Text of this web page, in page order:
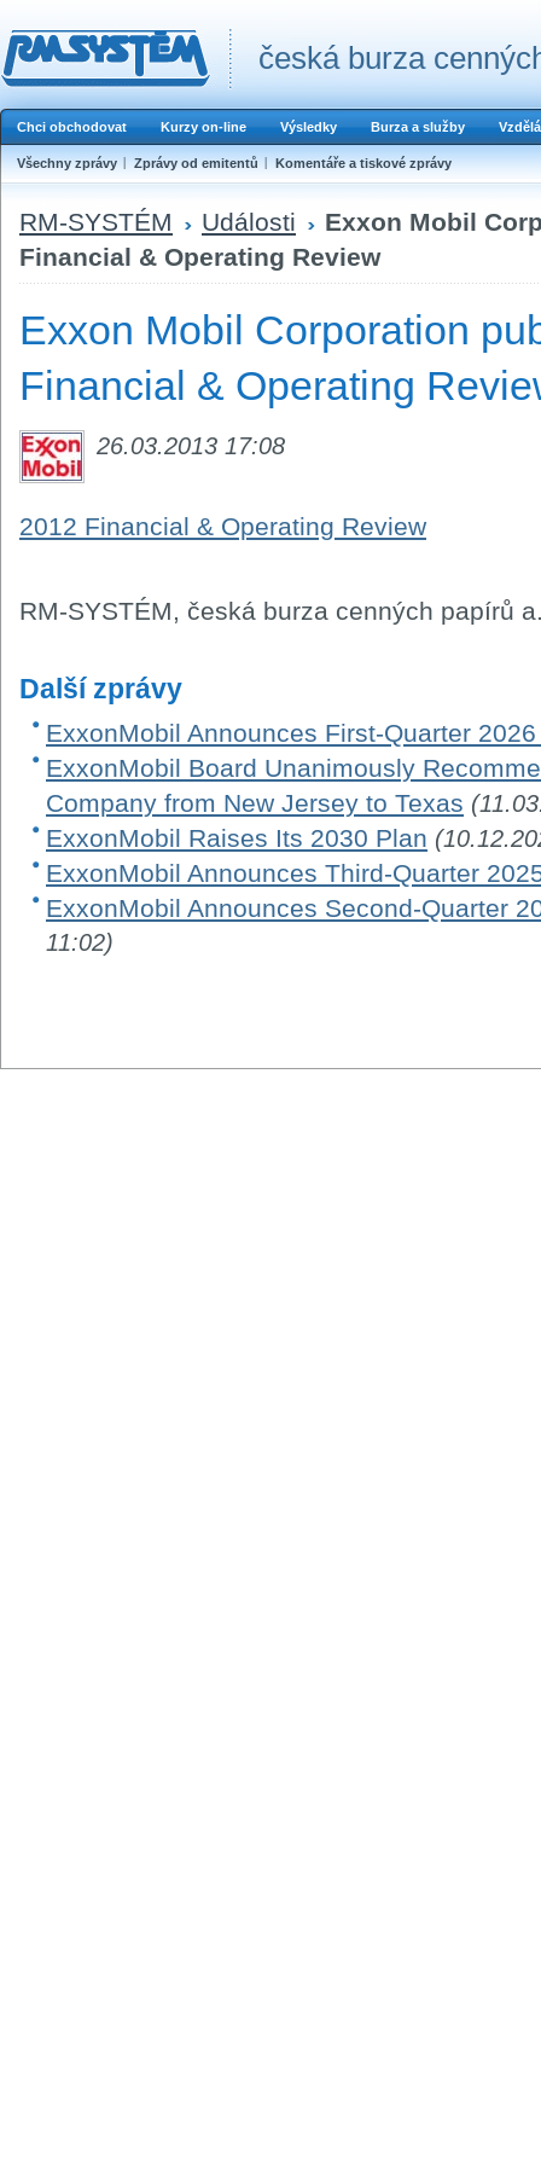
česká burza
Chci obchodovat Kurzy on-line Výsledky Burza a služby
Všechny zprávy Zprávy od emitentů Komentáře a tiskové zprávy
RM-SYSTÉM Události
Exxon Mobil
Financial & Operating Review
Exxon Mobil Corporation
Financial & Operating
26.03.2013 17:08
2012 Financial & Operating Review
RM-SYSTÉM, česká burza cenných papírů
Další zprávy
ExxonMobil Announces First-Quarter
ExxonMobil Board Unanimously
Company from New Jersey to Texas
ExxonMobil Raises Its 2030 Plan
ExxonMobil Announces Third-Quarter
ExxonMobil Announces Second-Quarter
11:02)